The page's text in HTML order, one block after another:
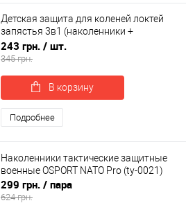
Детская защита для коленей локтей
запястья 3в1 (наколенники +
налокотники + защита запястья)
OSPORT (MS 0335)
243 грн. / шт.
345 грн.
В корзину
Подробнее
Наколенники тактические защитные
военные OSPORT NATO Pro (ty-0021)
299 грн. / пара
624 грн.